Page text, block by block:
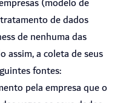
de dados
de nenhuma das
assim, a coleta de seus
fontes:
pela empresa que o